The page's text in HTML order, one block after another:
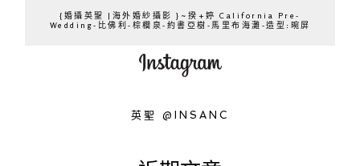
{婚攝英聖 |海外婚紗攝影 }~揆+婷 California Pre-
Wedding-比佛利-棕櫚泉-約書亞樹-馬里布海灘-造型:晼屏
英聖 @INSANC